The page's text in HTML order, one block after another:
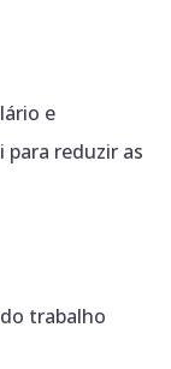
e
para reduzir as
trabalho